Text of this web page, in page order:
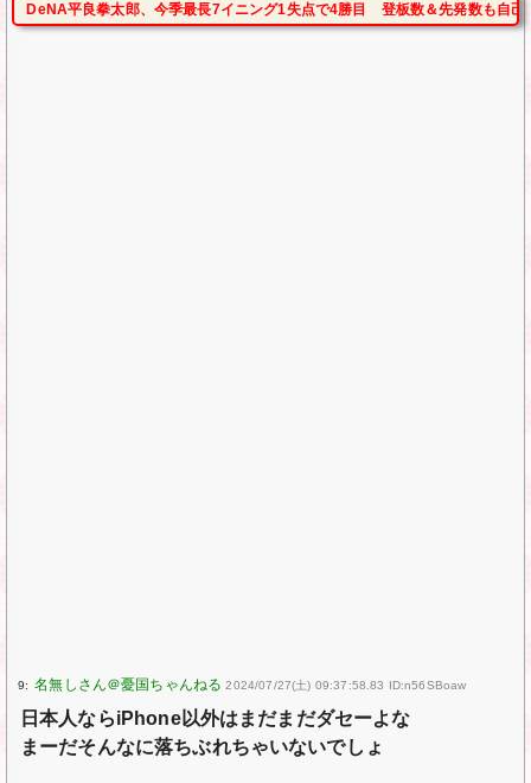
DeNA平良拳太郎、今季最長7イニング1失点で4勝目 登板数＆先発数も自己
9: 2024/07/27(土) 09:37:58.83 ID:n56SBoaw
日本人ならiPhone以外はまだまだダセーよな
まーだそんなに落ちぶれちゃいないでしょ